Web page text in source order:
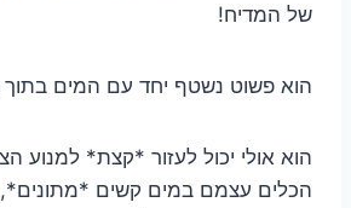
של המדיח!
הוא פשוט נשטף יחד עם המים
הוא אולי יכול לעזור *קצת* למנוע
הכלים עצמם במים קשים